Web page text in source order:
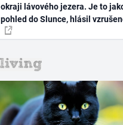
okraji lávového jezera. Je to
pohled do Slunce, hlásil